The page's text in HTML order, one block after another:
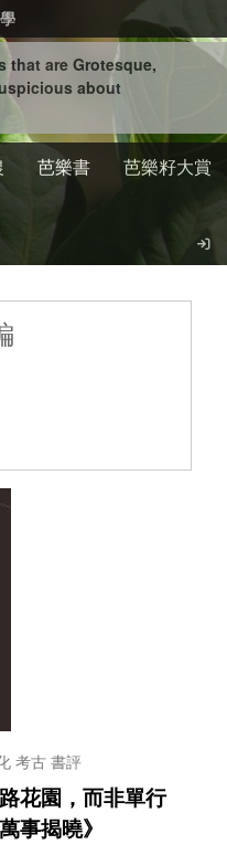
that are Grotesque,
about
芭樂書
芭樂籽大賞
考古書評
花園，而非單行
事揭曉》